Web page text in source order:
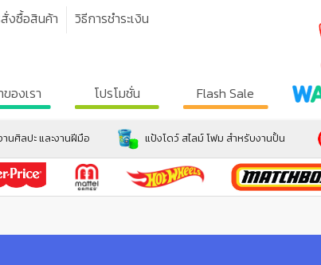
งซื้อสินค้า วิธีการชำระเงิน
องเรา โปรโมชั่น Flash Sale
นศิลปะ และงานฝีมือ แป้งโดว์ สไลม์ โฟม สำหรับงานปั้น